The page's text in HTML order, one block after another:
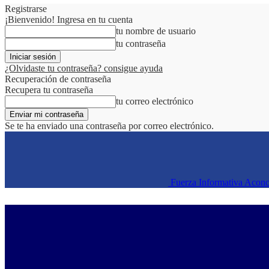
Registrarse
¡Bienvenido! Ingresa en tu cuenta
tu nombre de usuario
tu contraseña
¿Olvidaste tu contraseña? consigue ayuda
Recuperación de contraseña
Recupera tu contraseña
tu correo electrónico
Se te ha enviado una contraseña por correo electrónico.
Fuerza Informativa